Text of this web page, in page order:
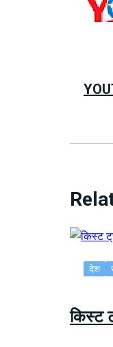
देश
किस्ट